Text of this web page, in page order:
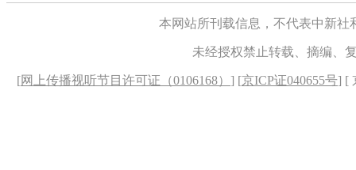
本网站所刊载信息，不代表中新
未经授权禁止转载、摘编、
[网上传播视听节目许可证（0106168） ] [京ICP证040655号] [